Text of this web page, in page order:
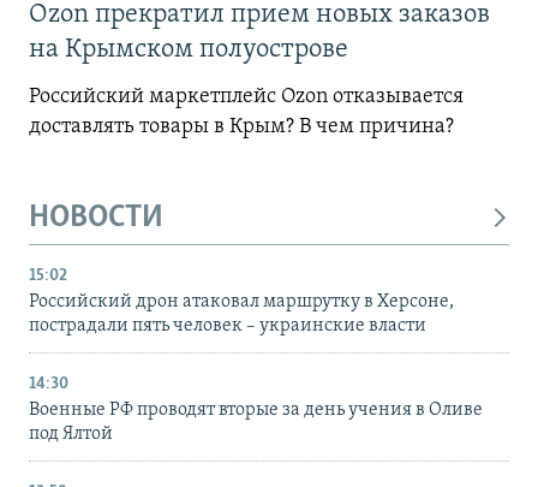
Ozon прекратил прием новых заказов
на Крымском полуострове
Российский маркетплейс Ozon отказывается
доставлять товары в Крым? В чем причина?
НОВОСТИ
15:02
Российский дрон атаковал маршрутку в Херсоне,
пострадали пять человек – украинские власти
14:30
Военные РФ проводят вторые за день учения в Оливе
под Ялтой